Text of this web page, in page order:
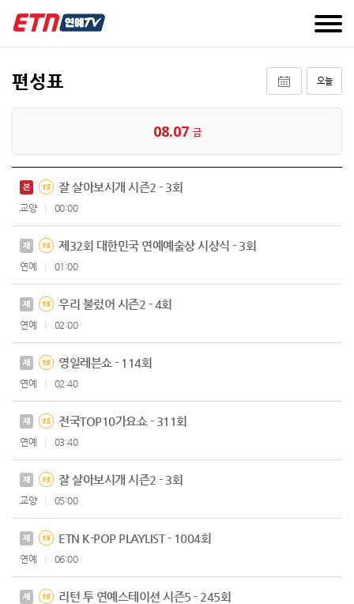
편성표 오늘
08.07 금
본 잘 살아보시개 시즌2 - 3회
교양 00:00
재 제32회 대한민국 연예예술상 시상식 - 3회
연예 01:00
재 우리 불렀어 시즌2 - 4회
연예 02:00
재 영일레븐쇼 - 114회
연예 02:40
재 전국TOP10가요쇼 - 311회
연예 03:40
재 잘 살아보시개 시즌2 - 3회
교양 05:00
재 ETN K-POP PLAYLIST - 1004회
연예 06:00
재 리턴 투 연예스테이션 시즌5 - 245회